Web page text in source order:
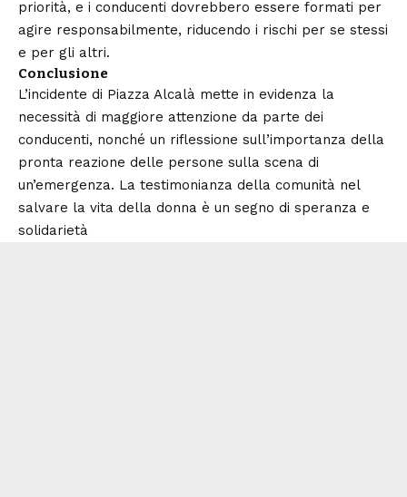
priorità, e i conducenti dovrebbero essere formati per
agire responsabilmente, riducendo i rischi per se stessi
e per gli altri.
Conclusione
L’incidente di Piazza Alcalà mette in evidenza la
necessità di maggiore attenzione da parte dei
conducenti, nonché un riflessione sull’importanza della
pronta reazione delle persone sulla scena di
un’emergenza. La testimonianza della comunità nel
salvare la vita della donna è un segno di speranza e
solidarietà